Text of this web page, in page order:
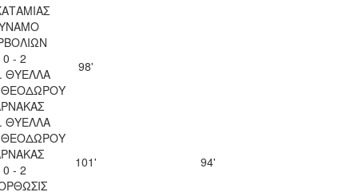
0 - 2
ΘΥΕΛΛΑ
ΘΕΟΔΩΡΟΥ
98'
ΘΥΕΛΛΑ
ΘΕΟΔΩΡΟΥ
0 - 2
101' 94'